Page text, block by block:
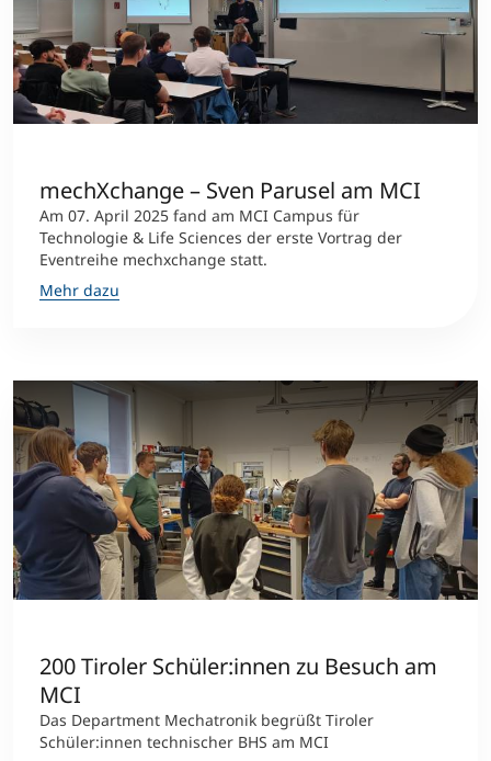
mechXchange – Sven Parusel am MCI
Am 07. April 2025 fand am MCI Campus für
Technologie & Life Sciences der erste Vortrag der
Eventreihe mechxchange statt.
Mehr dazu
200 Tiroler Schüler:innen zu Besuch am
MCI
Das Department Mechatronik begrüßt Tiroler
Schüler:innen technischer BHS am MCI